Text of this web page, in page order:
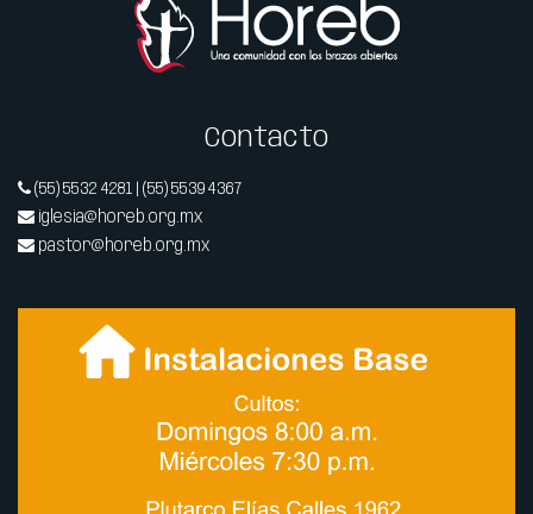
Contacto
(55) 5532 4281 | (55) 5539 4367
iglesia@horeb.org.mx
pastor@horeb.org.mx